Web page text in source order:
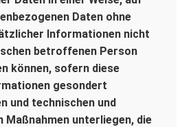
Daten ohne
Informationen nicht
betroffenen Person
können, sofern diese
gesondert
und technischen und
unterliegen, die